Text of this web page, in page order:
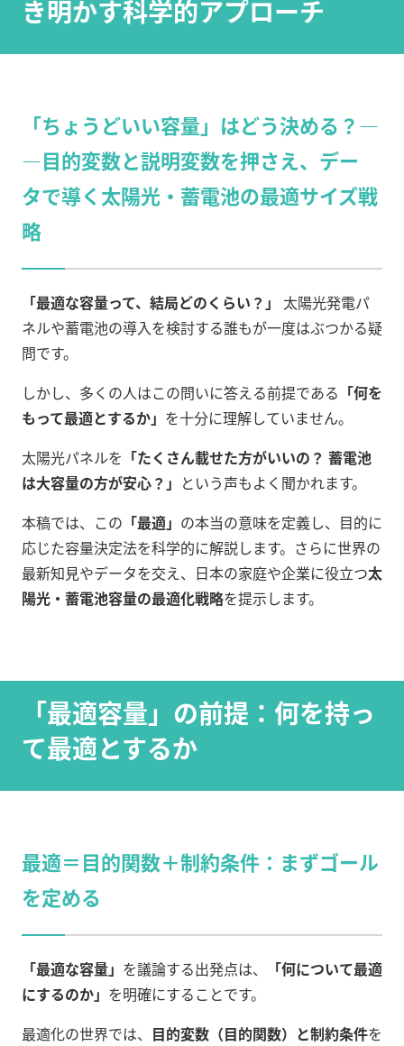
き明かす科学的アプローチ
「ちょうどいい容量」はどう決める？―
―目的変数と説明変数を押さえ、デー
タで導く太陽光・蓄電池の最適サイズ戦
略
「最適な容量って、結局どのくらい？」
太陽光発電パ
ネルや蓄電池の導入を検討する誰もが一度はぶつかる疑
問です。
しかし、多くの人はこの問いに答える前提である 「何を
もって最適とするか」 を十分に理解していません。
太陽光パネルを 「たくさん載せた方がいいの？ 蓄電池
は大容量の方が安心？」 という声もよく聞かれます。
本稿では、この 「最適」 の本当の意味を定義し、目的に
応じた容量決定法を科学的に解説します。さらに世界の
最新知見やデータを交え、日本の家庭や企業に役立つ太
陽光・蓄電池容量の最適化戦略を提示します。
「最適容量」の前提：何を持っ
て最適とするか
最適＝目的関数＋制約条件：まずゴール
を定める
「最適な容量」 を議論する出発点は、
「何について最適
にするのか」 を明確にすることです。
最適化の世界では、 目的変数（目的関数）と制約条件を